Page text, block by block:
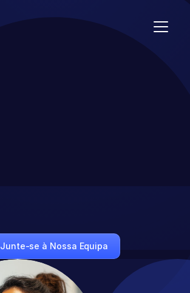
Os seus pacientes.
Junte-se à Nossa Equipa